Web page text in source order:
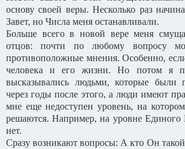
основу своей веры. Несколько раз
Завет, но Числа меня останавливали.
Больше всего в новой вере меня
отцов: почти по любому вопросу
противоположные мнения. Особенно,
человека и его жизни. Но потом я
высказывались людьми, которые были
через годы после этого, а люди имеют
мне еще недоступен уровень, на
решаются. Например, на уровне Единого
нет.
Сразу возникают вопросы: А кто Он